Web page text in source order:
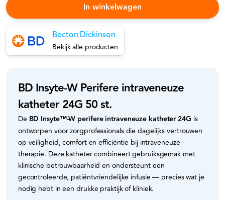
In winkelwagen
Becton Dickinson
Bekijk alle producten
BD Insyte-W Perifere intraveneuze
katheter 24G 50 st.
De BD Insyte™-W perifere intraveneuze katheter 24G is
ontworpen voor zorgprofessionals die dagelijks vertrouwen
op veiligheid, comfort en efficiëntie bij intraveneuze
therapie. Deze katheter combineert gebruiksgemak met
klinische betrouwbaarheid en ondersteunt een
gecontroleerde, patiëntvriendelijke infusie — precies wat je
nodig hebt in een drukke praktijk of kliniek.